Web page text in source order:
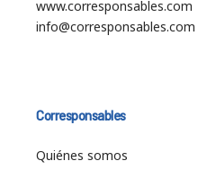
www.corresponsables.com
info@corresponsables.com
Corresponsables
Quiénes somos